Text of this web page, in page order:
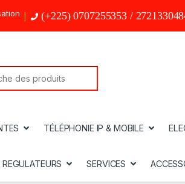
(+225) 0707255353 /
TÉLÉPHONIE IP & MOBILE
SERVICES